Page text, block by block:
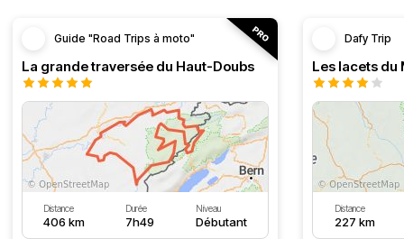
Guide "Road Trips à moto"
La grande traversée du Haut-Doubs
Distance
406 km
Durée
7h49
Niveau
Débutant
Dafy Trip
Les lacets du
Distance
227 km